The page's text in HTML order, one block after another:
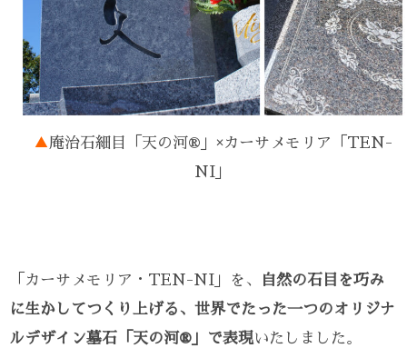
▲庵治石細目「天の河®」×カーサメモリア「TEN-
NI」
「カーサメモリア・TEN-NI」を、
自然の石目を巧み
に生かしてつくり上げる、世界でたった一つのオリジナ
ルデザイン墓石「天の河®」で表現いたしました。